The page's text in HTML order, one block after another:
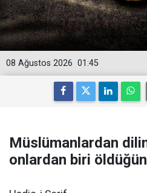
01:45
08 Ağustos 2026
Müslümanlardan
onlardan biri